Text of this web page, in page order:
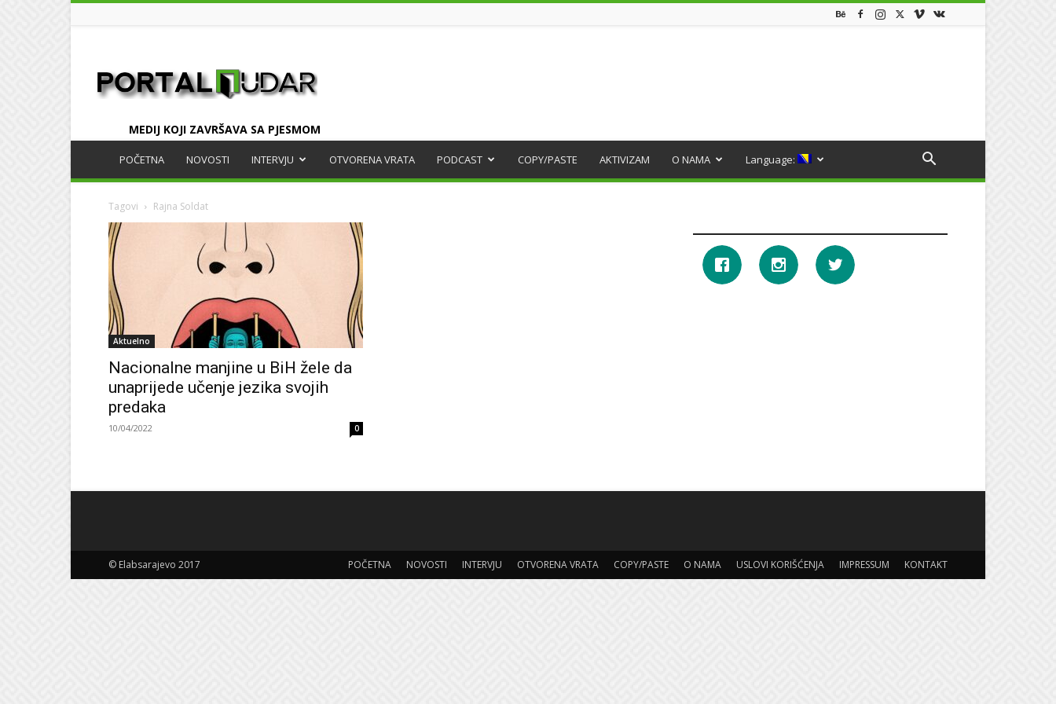
MEDIJ KOJI ZAVRŠAVA SA PJESMOM
POČETNA NOVOSTI INTERVJU OTVORENA VRATA PODCAST COPY/PASTE AKTIVIZAM O NAMA Language:
Tagovi Rajna Soldat
Aktuelno
Nacionalne manjine u BiH žele da
unaprijede učenje jezika svojih
predaka
10/04/2022 0
POČETNA NOVOSTI INTERVJU OTVORENA VRATA COPY/PASTE O NAMA USLOVI KORIŠĆENJA IMPRESSUM KONTAKT
© Elabsarajevo 2017